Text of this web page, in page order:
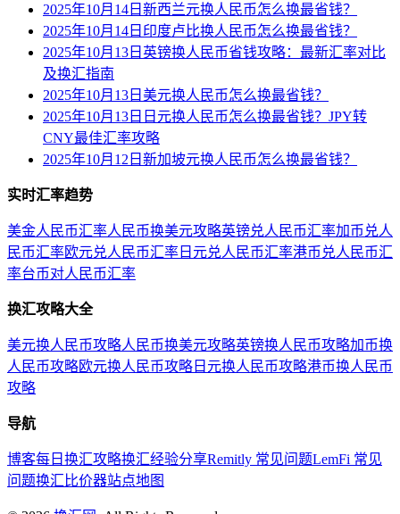
2025年10月14日新西兰元换人民币怎么换最省钱？
2025年10月14日印度卢比换人民币怎么换最省钱？
2025年10月13日英镑换人民币省钱攻略：最新汇率对比
及换汇指南
2025年10月13日美元换人民币怎么换最省钱？
2025年10月13日日元换人民币怎么换最省钱？JPY转
CNY最佳汇率攻略
2025年10月12日新加坡元换人民币怎么换最省钱？
实时汇率趋势
美金人民币汇率人民币换美元攻略英镑兑人民币汇率加币兑人
民币汇率欧元兑人民币汇率 日元兑人民币汇率港币兑人民币汇
率台币对人民币汇率
换汇攻略大全
美元换人民币攻略人民币换美元攻略英镑换人民币攻略加币换
人民币攻略欧元换人民币攻略 日元换人民币攻略港币换人民币
攻略
导航
博客每日换汇攻略换汇经验分享Remitly 常见问题LemFi 常见
问题换汇比价器站点地图